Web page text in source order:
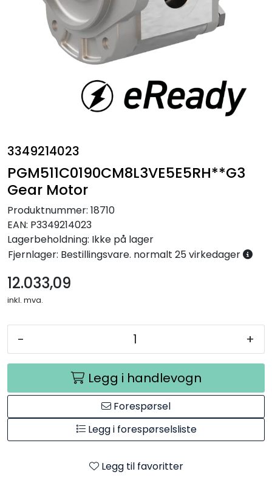
3349214023
PGM511C0190CM8L3VE5E5RH**G3
Gear Motor
Produktnummer: 18710
EAN: P3349214023
Lagerbeholdning: Ikke på lager
Fjernlager: Bestillingsvare. normalt 25 virkedager
12.033,09
inkl. mva.
- +
Legg i handlevogn
Forespørsel
Legg i forespørselsliste
Legg til favoritter